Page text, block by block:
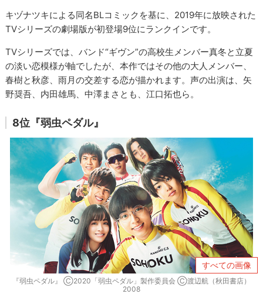
キヅナツキによる同名BLコミックを基に、2019年に放映された
TVシリーズの劇場版が初登場9位にランクインです。
TVシリーズでは、バンド“ギヴン”の高校生メンバー真冬と立夏
の淡い恋模様が軸でしたが、本作ではその他の大人メンバー、
春樹と秋彦、雨月の交差する恋が描かれます。声の出演は、矢
野奨吾、内田雄馬、中澤まさとも、江口拓也ら。
8位『弱虫ペダル』
すべての画像
『弱虫ペダル』 Ⓒ2020「弱虫ペダル」製作委員会 Ⓒ渡辺航（秋田書店）
2008